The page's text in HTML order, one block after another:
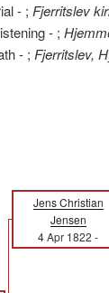
- ; Fjerritslev
- ;
- ; Fjerritslev,
Jens Christian
Jensen
4 Apr 1822 -